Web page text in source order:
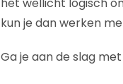
kun je dan werken
Ga je aan de slag